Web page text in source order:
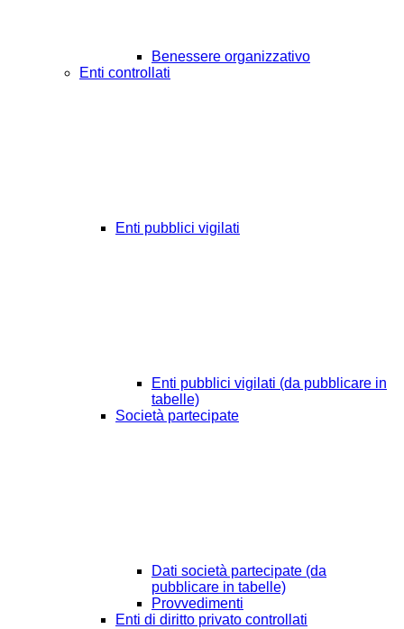
Benessere organizzativo
Enti controllati
Enti pubblici vigilati
Enti pubblici vigilati (da pubblicare in
tabelle)
Società partecipate
Dati società partecipate (da
pubblicare in tabelle)
Provvedimenti
Enti di diritto privato controllati